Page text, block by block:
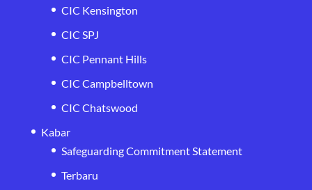
CIC Kensington
CIC SPJ
CIC Pennant Hills
CIC Campbelltown
CIC Chatswood
Kabar
Safeguarding Commitment Statement
Terbaru